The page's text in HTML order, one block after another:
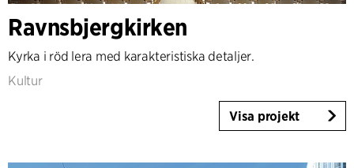
Ravnsbjergkirken
Kyrka i röd lera med karakteristiska detaljer.
Kultur
Visa projekt